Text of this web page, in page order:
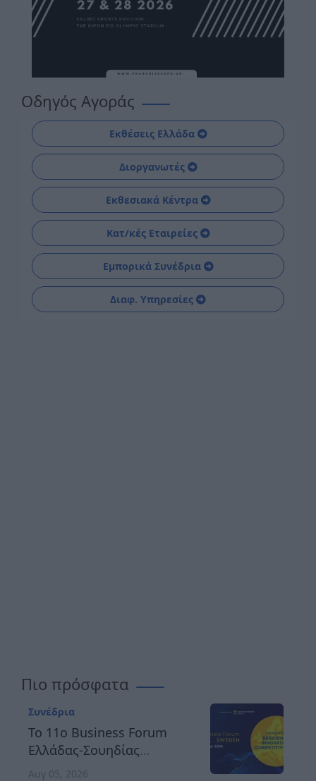
Οδηγός Αγοράς
Εκθέσεις Ελλάδα
Διοργανωτές
Εκθεσιακά Κέντρα
Κατ/κές Εταιρείες
Εμπορικά Συνέδρια
Διαφ. Υπηρεσίες
Πιο πρόσφατα
Συνέδρια
Το 11ο Business Forum
Ελλάδας-Σουηδίας
αναδεικνύει τον δρόμο
Αυγ 05, 2026